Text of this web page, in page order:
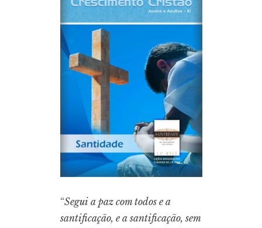
“Segui a paz com todos e a
santificação, e a santificação, sem